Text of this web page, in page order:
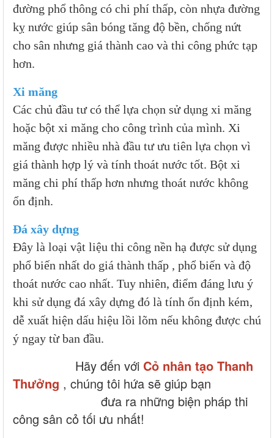
đường phổ thông có chi phí thấp, còn nhựa đường
kỵ nước giúp sân bóng tăng độ bền, chống nứt
cho sân nhưng giá thành cao và thi công phức tạp
hơn.
Xi măng
Các chủ đầu tư có thể lựa chọn sử dụng xi măng
hoặc bột xi măng cho công trình của mình. Xi
măng được nhiều nhà đầu tư ưu tiên lựa chọn vì
giá thành hợp lý và tính thoát nước tốt. Bột xi
măng chi phí thấp hơn nhưng thoát nước không
ổn định.
Đá xây dựng
Đây là loại vật liệu thi công nền hạ được sử dụng
phổ biến nhất do giá thành thấp , phổ biến và độ
thoát nước cao nhất. Tuy nhiên, điểm đáng lưu ý
khi sử dụng đá xây dựng đó là tính ổn định kém,
dễ xuất hiện dấu hiệu lồi lõm nếu không được chú
ý ngay từ ban đầu.
Hãy đến với Cỏ nhân tạo Thanh
Thưởng , chúng tôi hứa sẽ giúp bạn
đưa ra những biện pháp thi
công sân cỏ tối ưu nhất!